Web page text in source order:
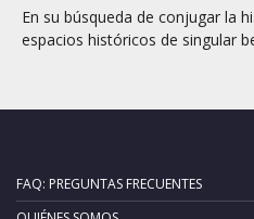
En su búsqueda de conjugar la
espacios históricos de singular
FAQ: PREGUNTAS FRECUENTES